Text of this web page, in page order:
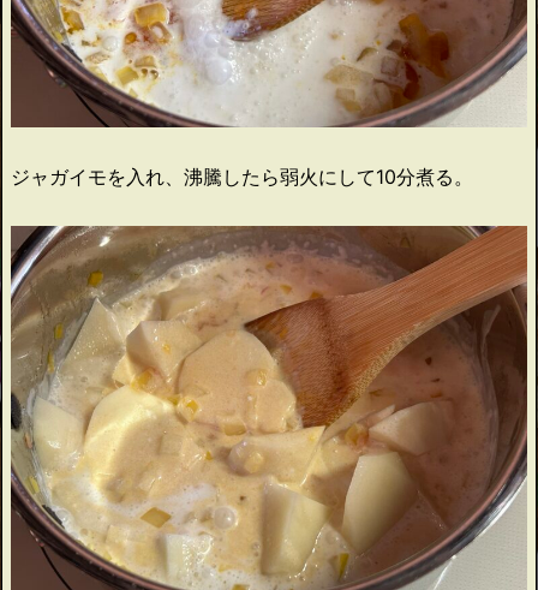
ジャガイモを入れ、沸騰したら弱火にして10分煮る。